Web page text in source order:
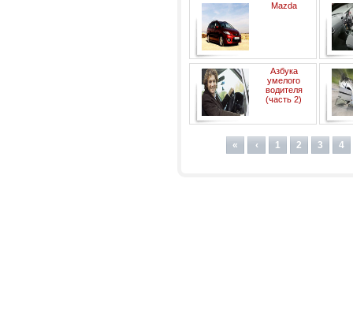
Mazda
Азбука
умелого
водителя
(часть 2)
« ‹ 1 2 3 4